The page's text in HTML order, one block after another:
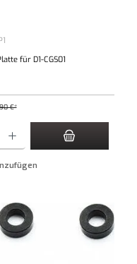
für D1-CGS01
€*